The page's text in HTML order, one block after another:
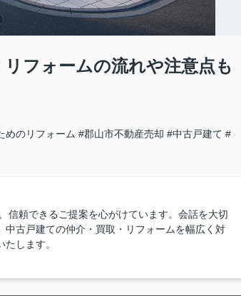
フォームの流れや注意点も
めのリフォーム #郡山市不動産売却 #中古戸建て #
信頼できるご提案を心がけています。会話を大切
古戸建ての仲介・買取・リフォームを幅広く対
します。